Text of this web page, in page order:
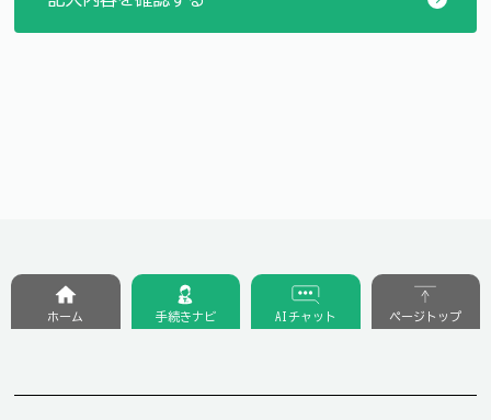
ホーム 手続きナビ AIチャット ページトップ